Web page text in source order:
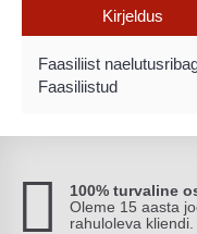
Kirjeldus
Faasiliist
Faasiliistud
100% turvaline
Oleme 15 aasta
rahuloleva kliendi.